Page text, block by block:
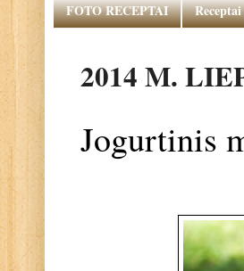
FOTO RECEPTAI Receptai
2014 M.
Jogurtinis